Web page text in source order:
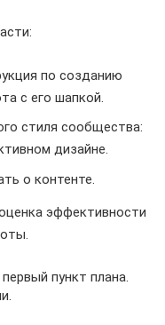
по созданию
с его шапкой.
стиля сообщества:
дизайне.
о контенте.
эффективности
пункт плана.